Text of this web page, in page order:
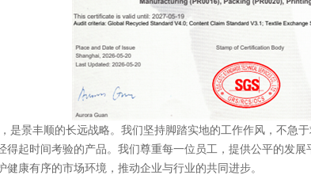
景丰顺的长远战略。我们坚持脚踏实地的工作作风，不急于
得起时间考验的产品。我们尊重每一位员工，提供公平的发
康有序的市场环境，推动企业与行业的共同进步。